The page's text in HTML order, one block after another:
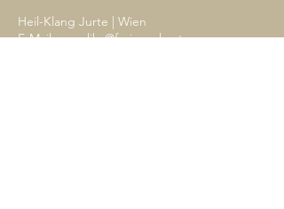
Heil-Klang Jurte | Wien
E-Mail: angelika@freieseele.at